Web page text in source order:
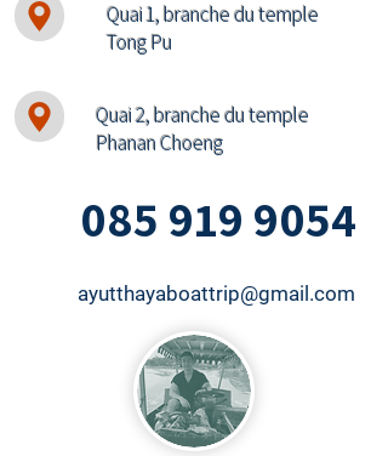
Quai 1, branche du temple
Tong Pu
Quai 2, branche du temple
Phanan Choeng
085 919 9054
ayutthayaboattrip@gmail.com